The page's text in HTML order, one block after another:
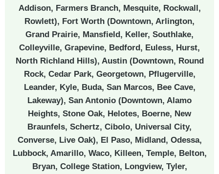
Addison, Farmers Branch, Mesquite, Rockwall,
Rowlett), Fort Worth (Downtown, Arlington,
Grand Prairie, Mansfield, Keller, Southlake,
Colleyville, Grapevine, Bedford, Euless, Hurst,
North Richland Hills), Austin (Downtown, Round
Rock, Cedar Park, Georgetown, Pflugerville,
Leander, Kyle, Buda, San Marcos, Bee Cave,
Lakeway), San Antonio (Downtown, Alamo
Heights, Stone Oak, Helotes, Boerne, New
Braunfels, Schertz, Cibolo, Universal City,
Converse, Live Oak), El Paso, Midland, Odessa,
Lubbock, Amarillo, Waco, Killeen, Temple, Belton,
Bryan, College Station, Longview, Tyler,